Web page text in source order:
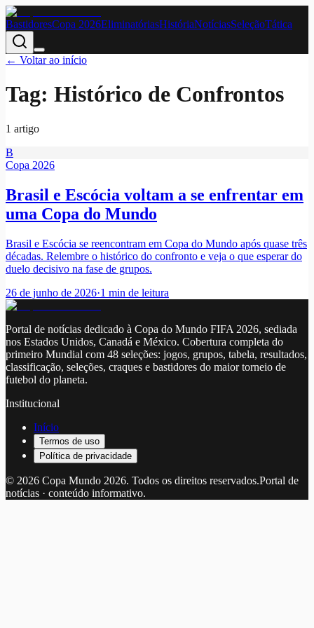
BastidoresCopa 2026EliminatóriasHistóriaNotíciasSeleçãoTática
← Voltar ao início
Tag: Histórico de Confrontos
1 artigo
B
Copa 2026
Brasil e Escócia voltam a se enfrentar em
uma Copa do Mundo
Brasil e Escócia se reencontram em Copa do Mundo após quase três
décadas. Relembre o histórico do confronto e veja o que esperar do
duelo decisivo na fase de grupos.
26 de junho de 2026·1 min de leitura
Portal de notícias dedicado à Copa do Mundo FIFA 2026, sediada
nos Estados Unidos, Canadá e México. Cobertura completa do
primeiro Mundial com 48 seleções: jogos, grupos, tabela, resultados,
classificação, seleções, craques e bastidores do maior torneio de
futebol do planeta.
Institucional
Início
Termos de uso
Política de privacidade
© 2026 Copa Mundo 2026. Todos os direitos reservados.Portal de
notícias · conteúdo informativo.